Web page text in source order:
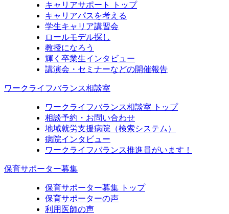
キャリアサポート トップ
キャリアパスを考える
学生キャリア講習会
ロールモデル探し
教授になろう
輝く卒業生インタビュー
講演会・セミナーなどの開催報告
ワークライフバランス相談室
ワークライフバランス相談室 トップ
相談予約・お問い合わせ
地域就労支援病院（検索システム）
病院インタビュー
ワークライフバランス推進員がいます！
保育サポーター募集
保育サポーター募集 トップ
保育サポーターの声
利用医師の声